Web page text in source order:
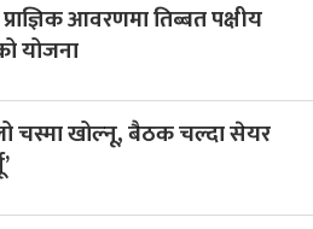
प्राज्ञिक आवरणमा तिब्बत पक्षीय
योजना
चस्मा खोल्नू, बैठक चल्दा सेयर